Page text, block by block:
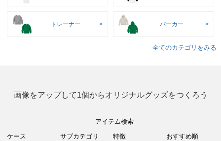
トレーナー パーカー
全てのカテゴリをみる
画像をアップして1個からオリジナルグッズをつくろう
アイテム検索